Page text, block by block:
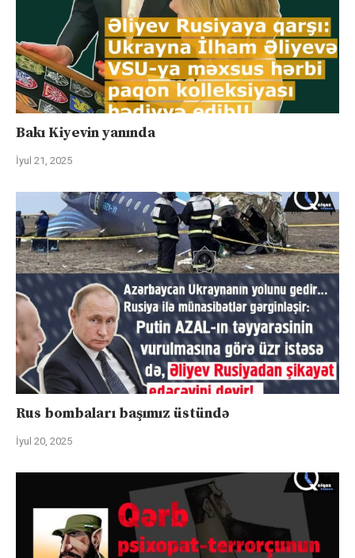
Bakı Kiyevin yanında
İyul 21, 2025
Rus bombaları başımız üstündə
İyul 20, 2025